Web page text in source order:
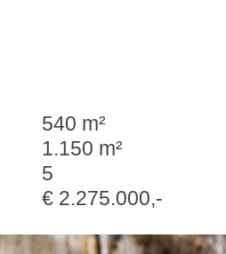
540 m²
1.150 m²
5
€ 2.275.000,-